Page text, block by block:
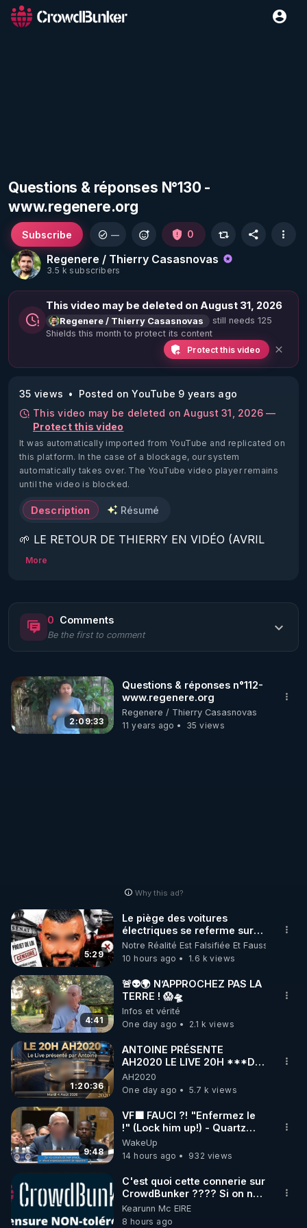
Questions & réponses N°130 -
www.regenere.org
Regenere / Thierry Casasnovas
3.5 k subscribers
Subscribe — 0
This video may be deleted on August 31, 2026
Regenere / Thierry Casasnovas
still needs 125
Shields this month to protect its content
Protect this video
35 views
Posted on YouTube 9 years ago
This video may be deleted on August 31, 2026 —
Protect this video
It was automatically imported from YouTube and replicated on
this platform. In the case of a blockage, our system
automatically takes over. The YouTube video player remains
until the video is blocked.
Description Résumé
🌱 LE RETOUR DE THIERRY EN VIDÉO (AVRIL
2022)!
https://www.rgnr.fr/presentation.html
🌱 LE MAGAZINE RÉGÉNÈRE
🌱 LA BOUTIQUE DU MAGAZINE
Pour obtenir les anciens numéros que vous avez
🌱 INSTAGRAM
https://www.instagram.com/rdlr_thierrycasasnovas/
http://rgnr.li/instagram
🌱 LA NEWSLETTER
Pour ne pas rater l’actualité RGNR (stages,
http://rgnr.li/news
🌱 VIDÉOS NON CENSURÉES SUR ODYSEE
Toutes les vidéos Youtube sont aussi sur la
http://rgnr.li/odysee
🌱 LES STAGES EN PRÉSENTIEL
http://rgnr.li/stages
More
0 Comments
Be the first to comment
2:09:33
Questions & réponses n°112-
www.regenere.org
Regenere / Thierry Casasnovas
11 years ago
35 views
Why this ad?
5:29
Le piège des voitures
électriques se referme sur
les usagers !
Notre Réalité Est Falsifiée Et Fausse
10 hours ago
1.6 k views
4:41
🚨👽🌍 N’APPROCHEZ PAS LA
TERRE ! 😱🛸
Infos et vérité
One day ago
2.1 k views
1:20:36
ANTOINE PRÉSENTE
AH2020 LE LIVE 20H ***DU
04/08/2026*** 📷LE
GRAND RÉVEIL EST EN
MARCHE 📷
AH2020
One day ago
5.7 k views
9:48
VF🟩 FAUCI ?! "Enfermez le
!" (Lock him up!) - Quartz
Traduction
WakeUp
14 hours ago
932 views
C'est quoi cette connerie sur
CrowdBunker ???? Si on ne
peut plus publier, c'est un
peu de la censure. Ne payez
Kearunn Mc EIRE
8 hours ago